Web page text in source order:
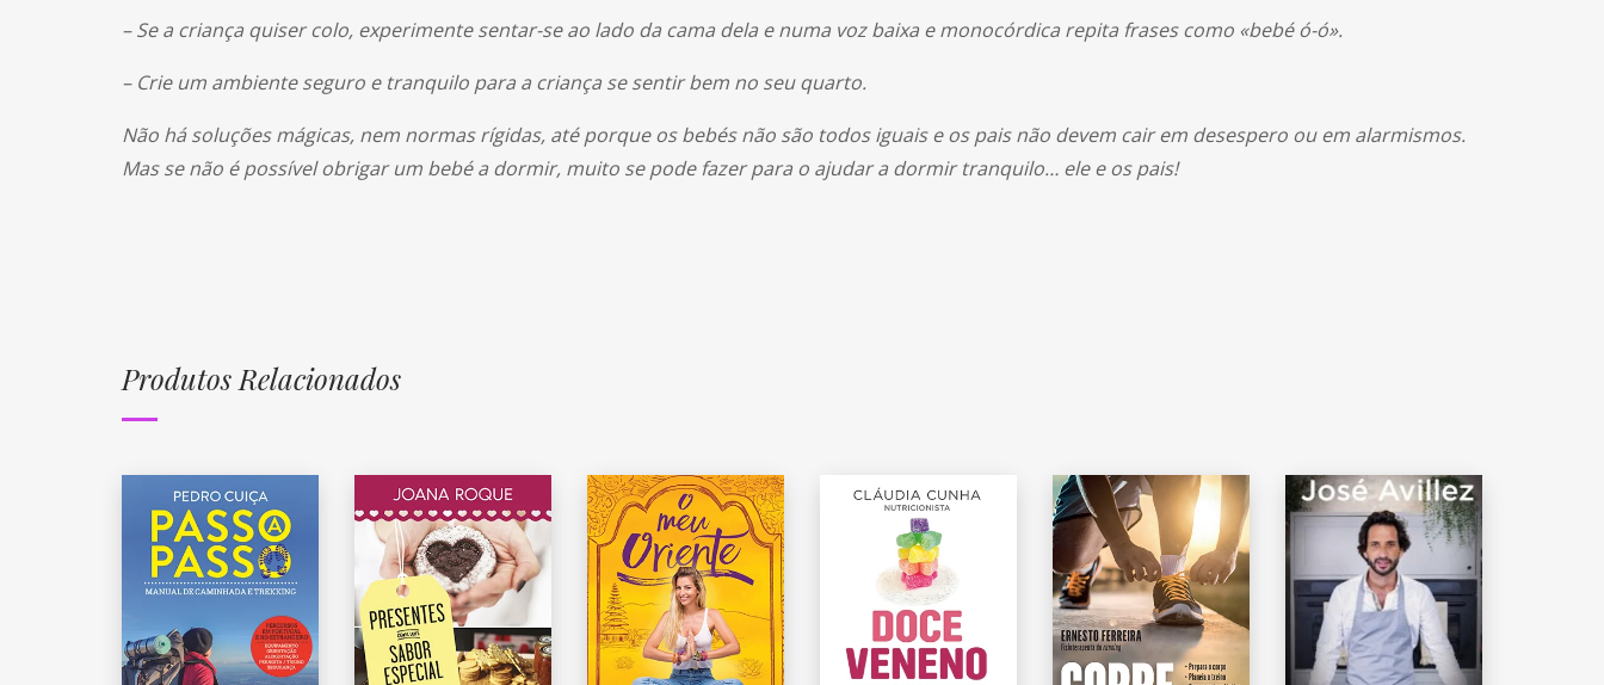
– Se a criança quiser colo, experimente sentar-se ao lado da cama dela e numa voz baixa e monocórdica repita frases como «bebé ó-ó».
– Crie um ambiente seguro e tranquilo para a criança se sentir bem no seu quarto.
Não há soluções mágicas, nem normas rígidas, até porque os bebés não são todos iguais e os pais não devem cair em desespero ou em alarmismos.
Mas se não é possível obrigar um bebé a dormir, muito se pode fazer para o ajudar a dormir tranquilo… ele e os pais!
Produtos Relacionados